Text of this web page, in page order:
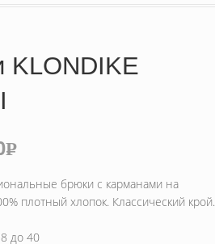
KLONDIKE
Р
УБ.
брюки с карманами на
плотный хлопок. Классический крой.
до 40